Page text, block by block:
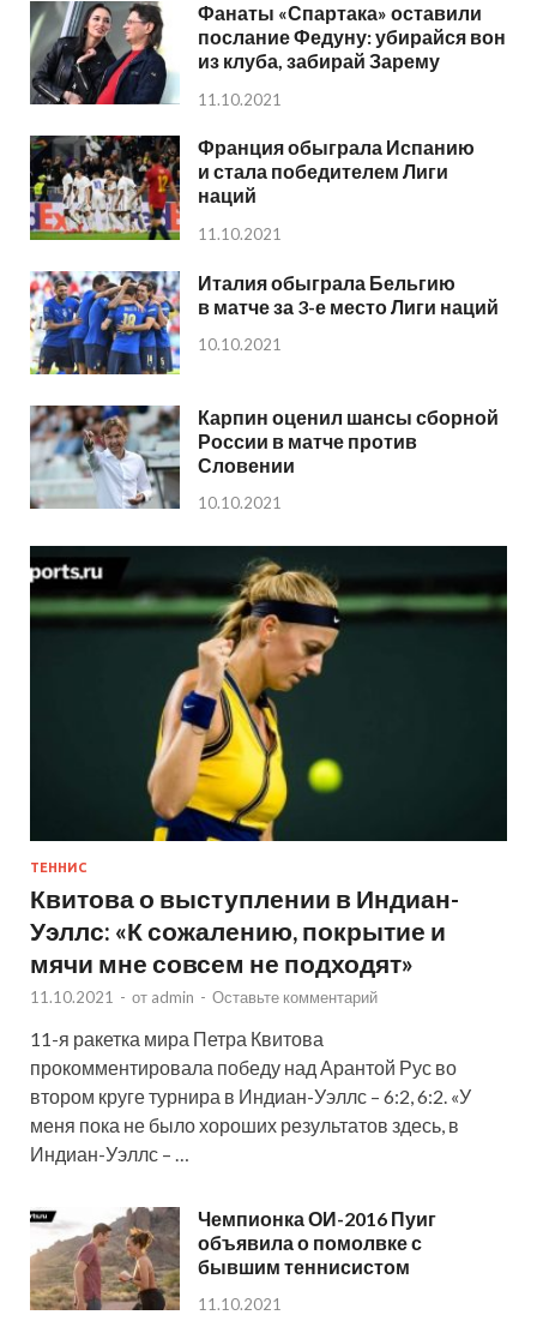
Фанаты «Спартака» оставили
послание Федуну: убирайся вон
из клуба, забирай Зарему
11.10.2021
Франция обыграла Испанию
и стала победителем Лиги
наций
11.10.2021
Италия обыграла Бельгию
в матче за 3-е место Лиги наций
10.10.2021
Карпин оценил шансы сборной
России в матче против
Словении
10.10.2021
ТЕННИС
Квитова о выступлении в Индиан-
Уэллс: «К сожалению, покрытие и
мячи мне совсем не подходят»
11.10.2021 - от admin - Оставьте комментарий
11-я ракетка мира Петра Квитова
прокомментировала победу над Арантой Рус во
втором круге турнира в Индиан-Уэллс – 6:2, 6:2. «У
меня пока не было хороших результатов здесь, в
Индиан-Уэллс – …
Чемпионка ОИ-2016 Пуиг
объявила о помолвке с
бывшим теннисистом
11.10.2021